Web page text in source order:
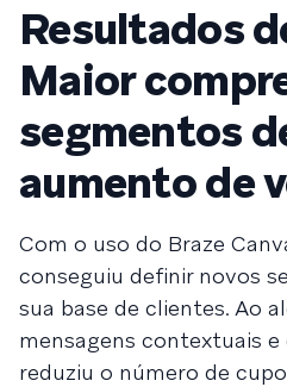
Resultados
Maior
segmentos
aumento de
Com o uso do Braze
conseguiu definir novos
sua base de clientes. Ao
mensagens contextuais e
reduziu o número de